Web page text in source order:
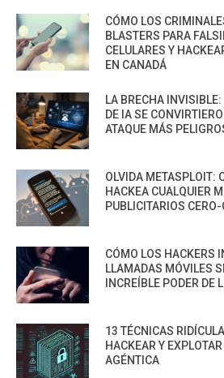
CÓMO LOS
BLASTERS PARA
CELULARES Y
EN CANADÁ
LA BRECHA
DE IA SE
ATAQUE MÁS
OLVIDA METASPLOIT:
HACKEA CUALQUIER
PUBLICITARIOS CERO-
CÓMO LOS HACKERS
LLAMADAS MÓVILES
INCREÍBLE PODER DE
13 TÉCNICAS
HACKEAR Y
AGÉNTICA